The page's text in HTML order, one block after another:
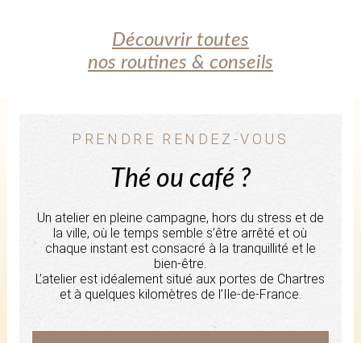
Découvrir toutes
nos routines & conseils
PRENDRE RENDEZ-VOUS
Thé ou café ?
Un atelier en pleine campagne, hors du stress et de
la ville, où le temps semble s’être arrêté et où
chaque instant est consacré à la tranquillité et le
bien-être.
L’atelier est idéalement situé aux portes de Chartres
et à quelques kilomètres de l’Ile-de-France.